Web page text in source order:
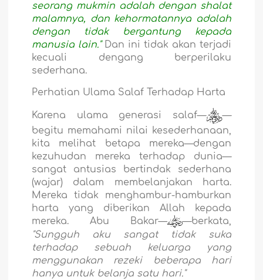
seorang mukmin adalah dengan shalat
malamnya, dan kehormatannya adalah
dengan tidak bergantung kepada
manusia lain."Dan ini tidak akan terjadi
kecuali dengang berperilaku
sederhana.
Perhatian Ulama Salaf Terhadap Harta
Karena ulama generasi salaf—
—
begitu memahami nilai kesederhanaan,
kita melihat betapa mereka—dengan
kezuhudan mereka terhadap dunia—
sangat antusias bertindak sederhana
(wajar) dalam membelanjakan harta.
Mereka tidak menghambur-hamburkan
harta yang diberikan Allah kepada
mereka. Abu Bakar—
—berkata,
"Sungguh aku sangat tidak suka
terhadap sebuah keluarga yang
menggunakan rezeki beberapa hari
hanya untuk belanja satu hari."